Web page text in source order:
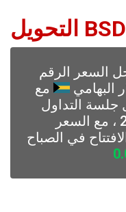
السعر الرقم
البهامي
مع
(0٪) خلال جلسة التداول
في الصباح